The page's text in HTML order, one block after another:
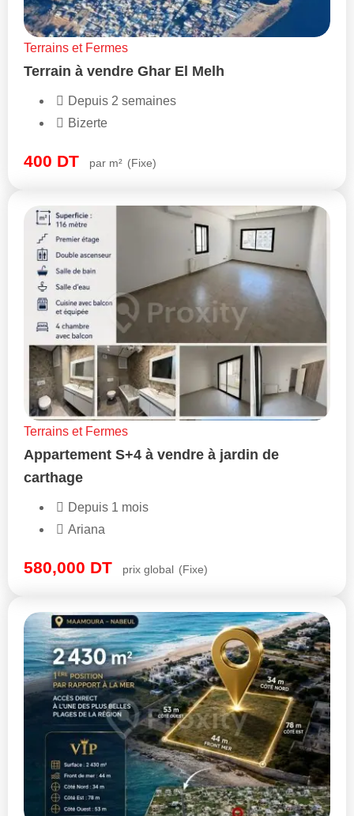
Terrains et Fermes
Terrain à vendre Ghar El Melh
Depuis 2 semaines
Bizerte
400 DT par m² (Fixe)
Terrains et Fermes
Appartement S+4 à vendre à jardin de
carthage
Depuis 1 mois
Ariana
580,000 DT prix global (Fixe)